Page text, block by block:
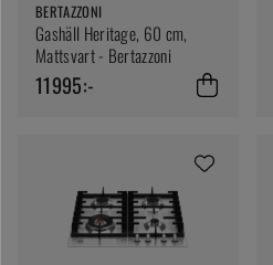
BERTAZZONI
Gashäll Heritage, 60 cm,
Mattsvart - Bertazzoni
11995:-